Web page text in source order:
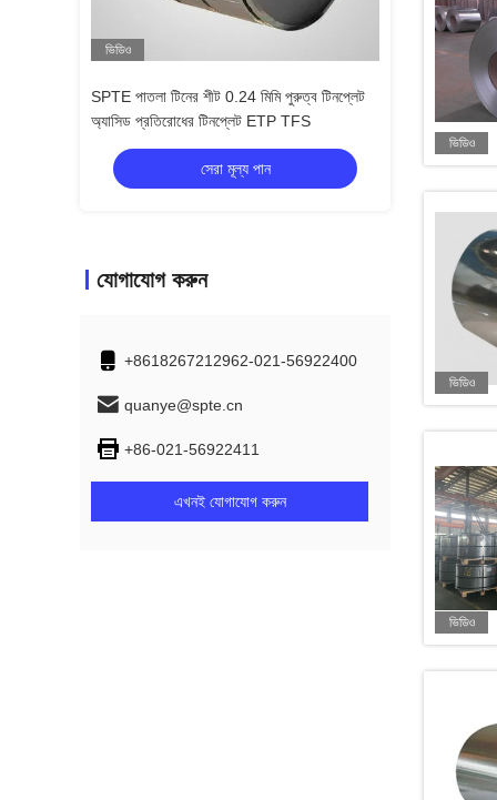
ভিডিও
SPTE পাতলা টিনের শীট 0.24 মিমি পুরুত্ব টিনপ্লেট
অ্যাসিড প্রতিরোধের টিনপ্লেট ETP TFS
সেরা মূল্য পান
ক্রাউন কর্ক ক্যাপ
TFS এর জন্য মুদ্রিত
যোগাযোগ করুন
+8618267212962-021-56922400
quanye@spte.cn
+86-021-56922411
এখনই যোগাযোগ করুন
ভিডিও
ভিডিও
ভিডিও